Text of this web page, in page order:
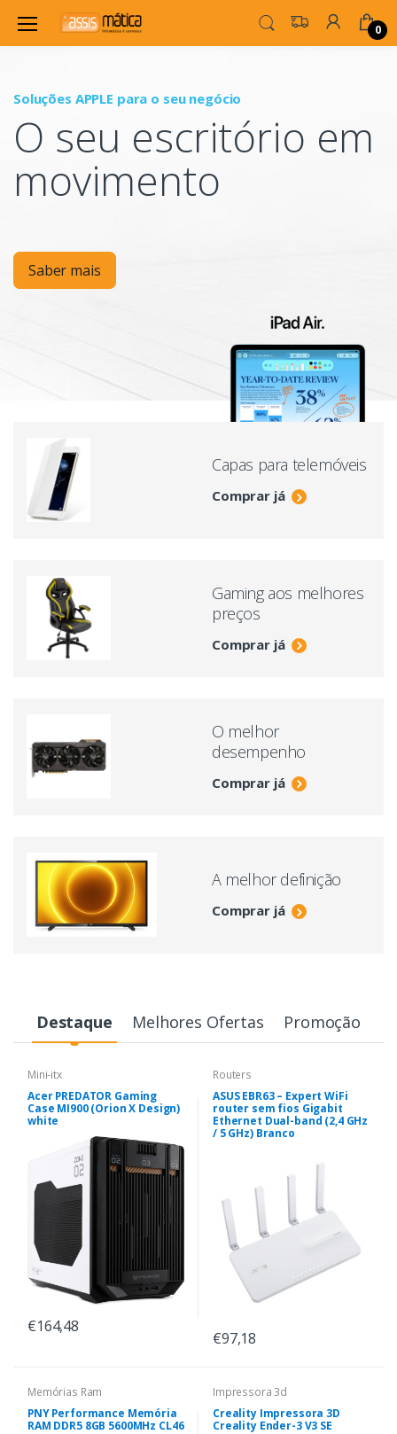
0
Soluções APPLE para o seu negócio
O seu escritório em
movimento
Saber mais
Capas para telemóveis
Comprar já
Gaming aos melhores
preços
Comprar já
O melhor
desempenho
Comprar já
A melhor definição
Comprar já
Destaque Melhores Ofertas Promoção
Mini-itx
Acer PREDATOR Gaming
Case MI900 (Orion X Design)
white
€164,48
Routers
ASUS EBR63 – Expert WiFi
router sem fios Gigabit
Ethernet Dual-band (2,4 GHz
/ 5 GHz) Branco
€97,18
Memórias Ram
PNY Performance Memória
RAM DDR5 8GB 5600MHz CL46
Impressora 3d
Creality Impressora 3D
Creality Ender-3 V3 SE